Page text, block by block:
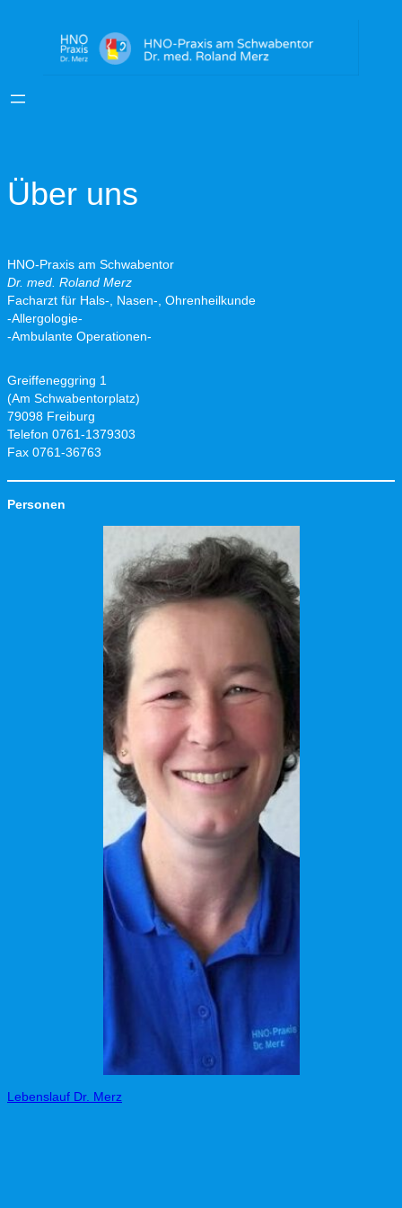
Über uns
HNO-Praxis am Schwabentor
Dr. med. Roland Merz
Facharzt für Hals-, Nasen-, Ohrenheilkunde
-Allergologie-
-Ambulante Operationen-
Greiffeneggring 1
(Am Schwabentorplatz)
79098 Freiburg
Telefon 0761-1379303
Fax 0761-36763
Personen
Lebenslauf Dr. Merz